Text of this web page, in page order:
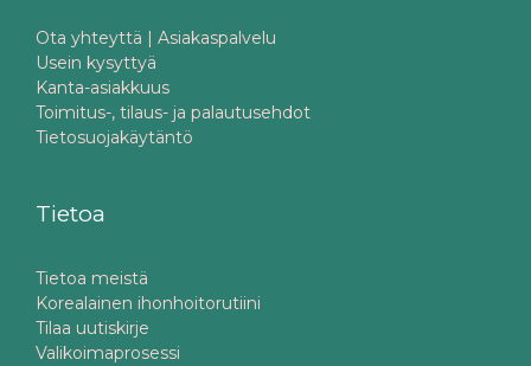
Ota yhteyttä | Asiakaspalvelu
Usein kysyttyä
Kanta-asiakkuus
Toimitus-, tilaus- ja palautusehdot
Tietosuojakäytäntö
Tietoa
Tietoa meistä
Korealainen ihonhoitorutiini
Tilaa uutiskirje
Valikoimaprosessi